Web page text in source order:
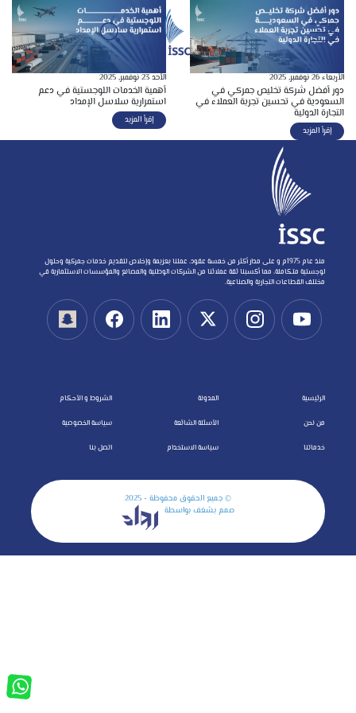
الأربعاء 26 نوفمبر, 2025
دور أفضل شركة تخليص جمركي في
السعودية في تحسين تجربة العملاء في
التجارة الدولية
إقرأ المزيد
الأحد 23 نوفمبر, 2025
أهمية الخدمات اللوجستية في دعم
استمرارية سلاسل الإمداد
إقرأ المزيد
منذ عام 1975م و على مدار أكثر من خمسة عقود، عملنا بعزيمة وإخلاص لتقديم خدمات جمركية وحلول
لوجستية متكاملة، مما أكسبنا ثقة عملائنا من الشركات الوطنية والمصانع والمؤسسات الاستثمارية في
مختلف القطاعات التجارية والصناعية.
الرئيسية
من نحن
خدماتنا
المدونة
الأسئلة الشائعة
سياسة الاستخدام
الشروط و الأحكام
سياسة الخصوصية
اتصل بنا
© جميع الحقوق محفوظة - 2025
صمم بشغف بواسطة